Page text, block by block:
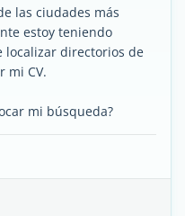
las ciudades más
estoy teniendo
localizar directorios de
mi CV.
mi búsqueda?